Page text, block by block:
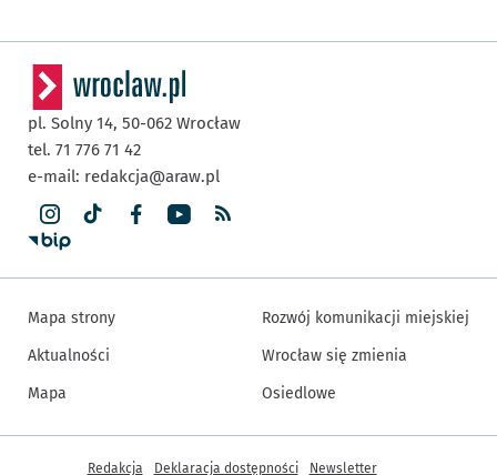
pl. Solny 14, 50-062 Wrocław
tel. 71 776 71 42
e-mail: redakcja@araw.pl
Mapa strony
Aktualności
Mapa
Rozwój komunikacji miejskiej
Wrocław się zmienia
Osiedlowe
Inne informacje
Redakcja Deklaracja dostępności Newsletter